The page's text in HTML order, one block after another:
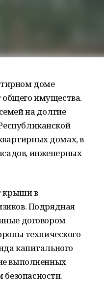
доме
имущества.
на долгие
домах, в
инженерных
крыши в
Подрядная
договором
технического
капитального
выполненных